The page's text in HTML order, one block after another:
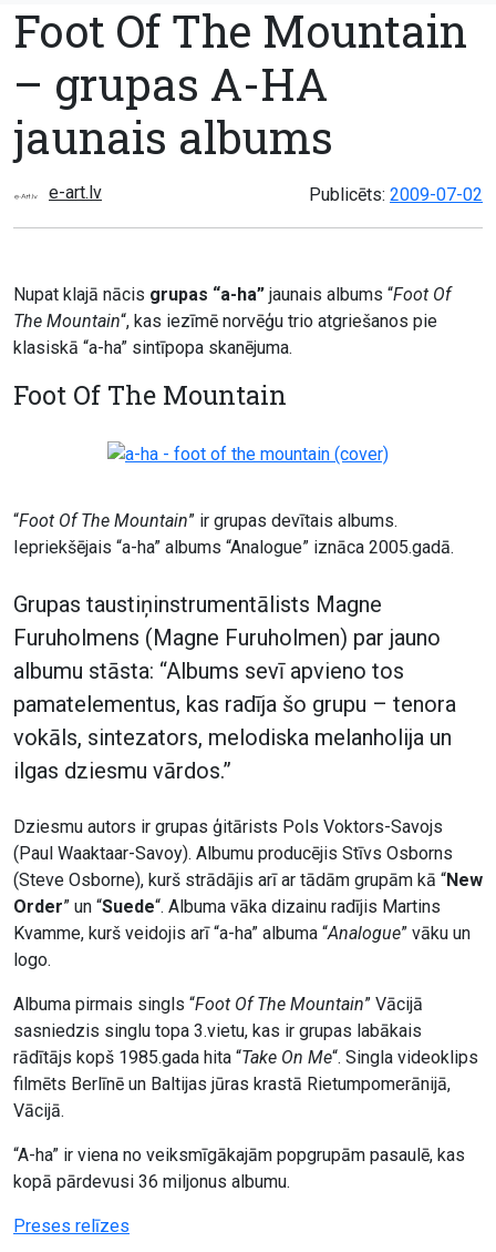
Foot Of The Mountain
– grupas A-HA
jaunais albums
e-art.lv Publicēts: 2009-07-02
Nupat klajā nācis grupas “a-ha” jaunais albums “Foot Of
The Mountain“, kas iezīmē norvēģu trio atgriešanos pie
klasiskā “a-ha” sintīpopa skanējuma.
Foot Of The Mountain
“Foot Of The Mountain” ir grupas devītais albums.
Iepriekšējais “a-ha” albums “Analogue” iznāca 2005.gadā.
Grupas taustiņinstrumentālists Magne
Furuholmens (Magne Furuholmen) par jauno
albumu stāsta: “Albums sevī apvieno tos
pamatelementus, kas radīja šo grupu – tenora
vokāls, sintezators, melodiska melanholija un
ilgas dziesmu vārdos.”
Dziesmu autors ir grupas ģitārists Pols Voktors-Savojs
(Paul Waaktaar-Savoy). Albumu producējis Stīvs Osborns
(Steve Osborne), kurš strādājis arī ar tādām grupām kā “New
Order” un “Suede“. Albuma vāka dizainu radījis Martins
Kvamme, kurš veidojis arī “a-ha” albuma “Analogue” vāku un
logo.
Albuma pirmais singls “Foot Of The Mountain” Vācijā
sasniedzis singlu topa 3.vietu, kas ir grupas labākais
rādītājs kopš 1985.gada hita “Take On Me“. Singla videoklips
filmēts Berlīnē un Baltijas jūras krastā Rietumpomerānijā,
Vācijā.
“A-ha” ir viena no veiksmīgākajām popgrupām pasaulē, kas
kopā pārdevusi 36 miljonus albumu.
Preses relīzes